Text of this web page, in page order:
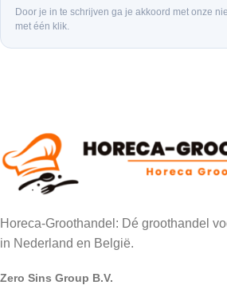
Door je in te schrijven ga je akkoord met onze
met één klik.
Horeca-Groothandel: Dé groothandel
in Nederland en België.
Zero Sins Group B.V.